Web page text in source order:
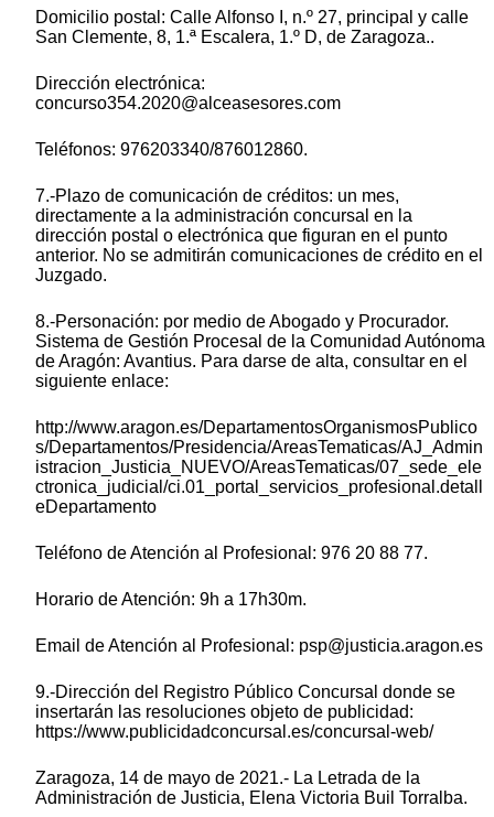
Domicilio postal: Calle Alfonso I, n.º 27, principal y calle
San Clemente, 8, 1.ª Escalera, 1.º D, de Zaragoza..
Dirección electrónica:
concurso354.2020@alceasesores.com
Teléfonos: 976203340/876012860.
7.-Plazo de comunicación de créditos: un mes,
directamente a la administración concursal en la
dirección postal o electrónica que figuran en el punto
anterior. No se admitirán comunicaciones de crédito en el
Juzgado.
8.-Personación: por medio de Abogado y Procurador.
Sistema de Gestión Procesal de la Comunidad Autónoma
de Aragón: Avantius. Para darse de alta, consultar en el
siguiente enlace:
http://www.aragon.es/DepartamentosOrganismosPublico
s/Departamentos/Presidencia/AreasTematicas/AJ_Admin
istracion_Justicia_NUEVO/AreasTematicas/07_sede_ele
ctronica_judicial/ci.01_portal_servicios_profesional.detall
eDepartamento
Teléfono de Atención al Profesional: 976 20 88 77.
Horario de Atención: 9h a 17h30m.
Email de Atención al Profesional: psp@justicia.aragon.es
9.-Dirección del Registro Público Concursal donde se
insertarán las resoluciones objeto de publicidad:
https://www.publicidadconcursal.es/concursal-web/
Zaragoza, 14 de mayo de 2021.- La Letrada de la
Administración de Justicia, Elena Victoria Buil Torralba.